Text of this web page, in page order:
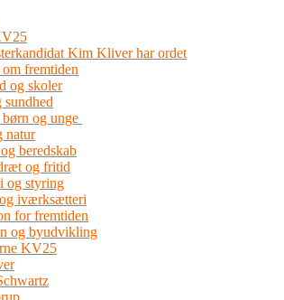
Kim Kliver har ordet
om fremtiden
og skoler
og unge
natur
beredskab
og fritid
og styring
iværksætteri
for fremtiden
og byudvikling
KV25